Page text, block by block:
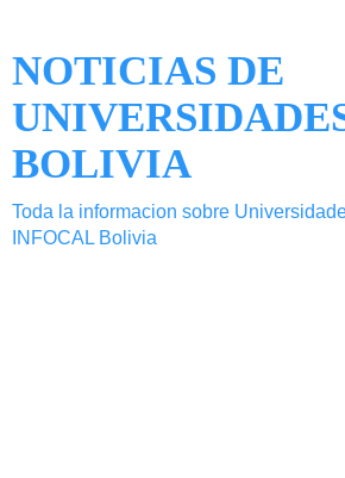
NOTICIAS DE
BOLIVIA
Toda la informacion sobre
INFOCAL Bolivia